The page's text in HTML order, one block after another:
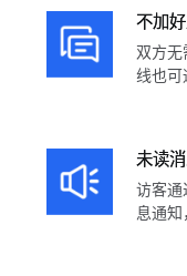
不加
双方
线也可
未读
访客通
息通